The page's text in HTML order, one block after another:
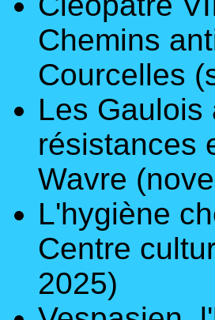
Chemins
Courcelles
Les Gaulois
résistances
Wavre
L'hygiène
Centre
2025)